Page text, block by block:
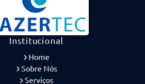
Institucional
Home
Sobre Nós
Serviços